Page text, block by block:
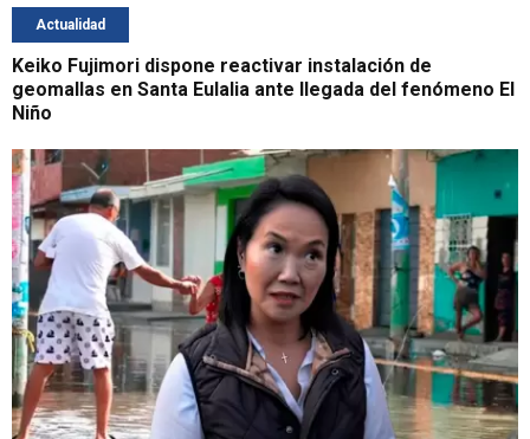
Actualidad
Keiko Fujimori dispone reactivar instalación de
geomallas en Santa Eulalia ante llegada del fenómeno El
Niño